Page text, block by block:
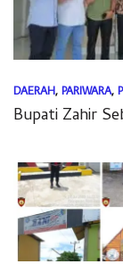
DAERAH, PARIWARA,
Bupati Zahir